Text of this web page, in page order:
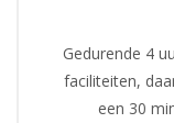
Gedurende 4
faciliteiten,
een 30